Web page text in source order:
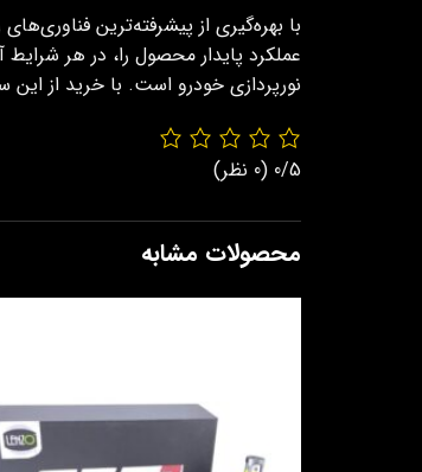
عملکرد پایدار محصول را، در هر
نورپردازی خودرو است. با خرید از
0/5 (0 نظر)
محصولات مشابه